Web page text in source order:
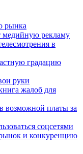
рынка
медийную рекламу
в
градацию
руки
жалоб для
возможной платы за
соцсетями
и конкуренцию